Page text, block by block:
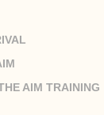
AIM TRAINING